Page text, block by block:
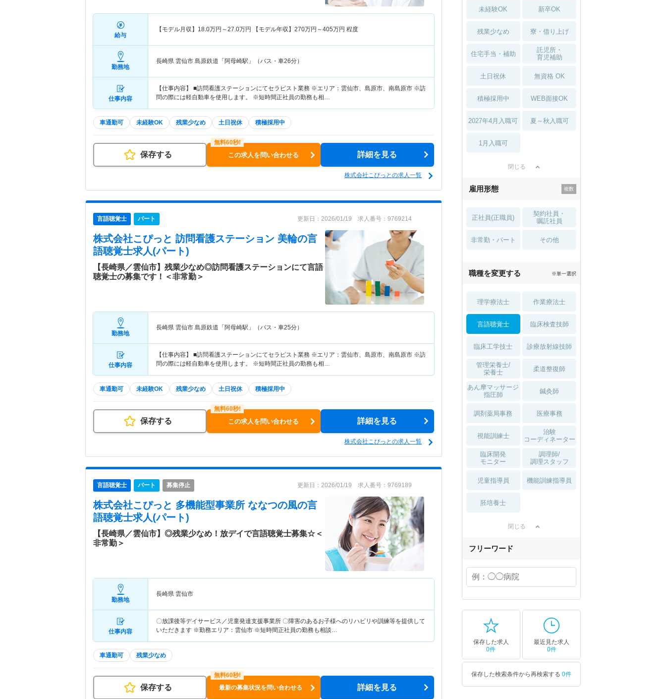
給与
【モデル月収】 18.0万円～27.0万円 【モデル年収】 270万円～405万円 程度
勤務地
長崎県 雲仙市 島原鉄道「阿母崎駅」（バス・車26分）
仕事内容
【仕事内容】 ■訪問看護ステーションにてセラピスト業務 ※エリア：雲仙市、島原市、南島原市 ※訪
問の際には軽自動車を使用します。 ※短時間正社員の勤務も相…
車通勤可 未経験OK 残業少なめ 土日祝休 積極採用中
保存する この求人を問い合わせる 詳細を見る
株式会社こぴっとの求人一覧
言語聴覚士 パート 更新日：2026/01/19 求人番号：9769214
株式会社こぴっと 訪問看護ステーション 美輪の言
語聴覚士求人(パート)
【長崎県／雲仙市】残業少なめ◎訪問看護ステーションにて言語
聴覚士の募集です！＜非常勤＞
勤務地
長崎県 雲仙市 島原鉄道「阿母崎駅」（バス・車25分）
仕事内容
【仕事内容】 ■訪問看護ステーションにてセラピスト業務 ※エリア：雲仙市、島原市、南島原市 ※訪
問の際には軽自動車を使用します。 ※短時間正社員の勤務も相…
車通勤可 未経験OK 残業少なめ 土日祝休 積極採用中
保存する この求人を問い合わせる 詳細を見る
株式会社こぴっとの求人一覧
言語聴覚士 パート 募集停止 更新日：2026/01/19 求人番号：9769189
株式会社こぴっと 多機能型事業所 ななつの風の言
語聴覚士求人(パート)
【長崎県／雲仙市】◎残業少なめ！放デイで言語聴覚士募集☆＜
非常勤＞
勤務地
長崎県 雲仙市
仕事内容
〇放課後等デイサービス／児童発達支援事業所 〇障害のあるお子様へのリハビリや訓練等を提供して
いただきます ※勤務エリア：雲仙市 ※短時間正社員の勤務も相談…
車通勤可 残業少なめ
保存する 最新の募集状況を問い合わせる 詳細を見る
未経験OK 新卒OK
残業少なめ 寮・借り上げ
住宅手当・補助
託児所・
育児補助
土日祝休 無資格 OK
積極採用中 WEB面接OK
2027年4月入職可 夏～秋入職可
1月入職可
閉じる
雇用形態
正社員(正職員)
契約社員・
嘱託社員
非常勤・パート その他
職種を変更する ※単一選択
理学療法士 作業療法士
言語聴覚士 臨床検査技師
臨床工学技士 診療放射線技師
管理栄養士/
栄養士
柔道整復師
あん摩マッサージ
指圧師
鍼灸師
調剤薬局事務 医療事務
視能訓練士
治験
コーディネーター
臨床開発
モニター
調理師/
調理スタッフ
児童指導員 機能訓練指導員
胚培養士
閉じる
フリーワード
保存した求人
0件
最近見た求人
0件
保存した検索条件から再検索する 0件